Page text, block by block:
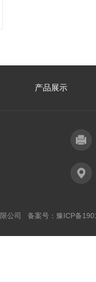
产品展示
公司 备案号： 豫ICP备